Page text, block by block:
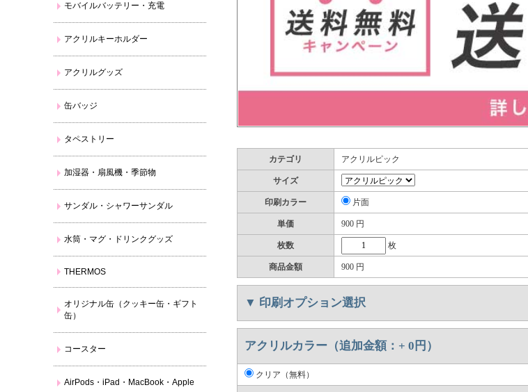
モバイルバッテリー・充電
アクリルキーホルダー
アクリルグッズ
缶バッジ
タペストリー
加湿器・扇風機・季節物
サンダル・シャワーサンダル
水筒・マグ・ドリンクグッズ
THERMOS
オリジナル缶（クッキー缶・ギフト
缶）
コースター
AirPods・iPad・MacBook・Apple
カテゴリ アクリルピック
サイズ
印刷カラー 片面
単価 900円
枚数 枚
商品金額 900円
▼ 印刷オプション選択
アクリルカラー（追加金額：+ 0 円）
クリア（無料）